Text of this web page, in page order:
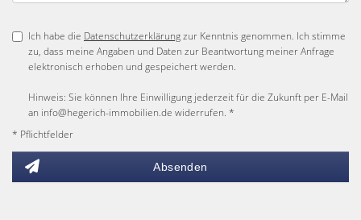
Ich habe die Datenschutzerklärungzur Kenntnis genommen. Ich stimme
zu, dass meine Angaben und Daten zur Beantwortung meiner Anfrage
elektronisch erhoben und gespeichert werden.
Hinweis: Sie können Ihre Einwilligung jederzeit für die Zukunft per E-Mail
an info@hegerich-immobilien.de widerrufen. *
* Pflichtfelder
Absenden